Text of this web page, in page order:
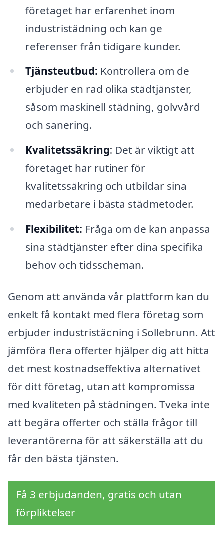
företaget har erfarenhet inom
industristädning och kan ge
referenser från tidigare kunder.
Tjänsteutbud: Kontrollera om de
erbjuder en rad olika städtjänster,
såsom maskinell städning, golvvård
och sanering.
Kvalitetssäkring: Det är viktigt att
företaget har rutiner för
kvalitetssäkring och utbildar sina
medarbetare i bästa städmetoder.
Flexibilitet: Fråga om de kan anpassa
sina städtjänster efter dina specifika
behov och tidsscheman.
Genom att använda vår plattform kan du
enkelt få kontakt med flera företag som
erbjuder industristädning i Sollebrunn. Att
jämföra flera offerter hjälper dig att hitta
det mest kostnadseffektiva alternativet
för ditt företag, utan att kompromissa
med kvaliteten på städningen. Tveka inte
att begära offerter och ställa frågor till
leverantörerna för att säkerställa att du
får den bästa tjänsten.
Få 3 erbjudanden, gratis och utan
förpliktelser